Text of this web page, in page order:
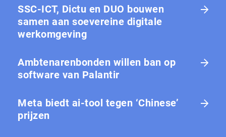
SSC-ICT, Dictu en DUO bouwen
samen aan soevereine digitale
werkomgeving
Ambtenarenbonden willen ban op
software van Palantir
Meta biedt ai-tool tegen ‘Chinese’
prijzen